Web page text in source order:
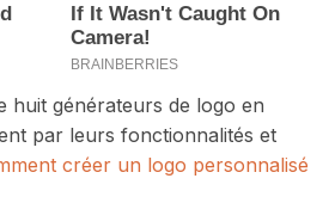
huit générateurs de logo en
par leurs fonctionnalités et
créer un logo personnalisé